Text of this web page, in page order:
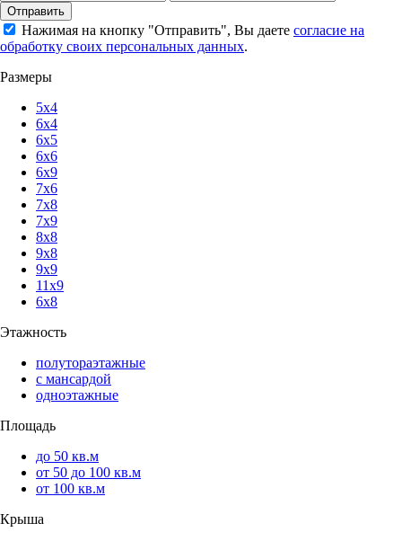
Отправить
Нажимая на кнопку "Отправить", Вы даете согласие на
обработку своих персональных данных.
Размеры
5х4
6х4
6х5
6х6
6х9
7х6
7х8
7х9
8х8
9х8
9х9
11х9
6х8
Этажность
полутораэтажные
с мансардой
одноэтажные
Площадь
до 50 кв.м
от 50 до 100 кв.м
от 100 кв.м
Крыша